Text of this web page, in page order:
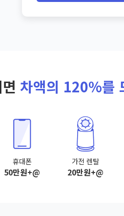
차액의 120%를
휴대폰
50만원+@
가전 렌탈
20만원+@